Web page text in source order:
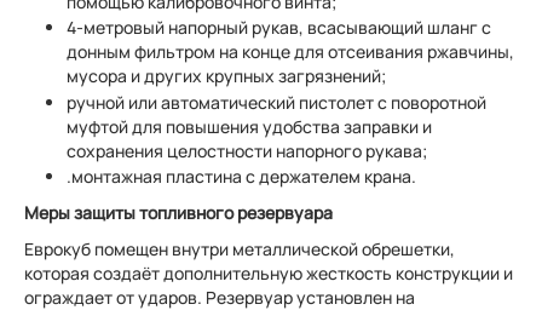
4-метровый напорный рукав, всасывающий шланг с
донным фильтром на конце для отсеивания ржавчины,
мусора и других крупных загрязнений;
ручной или автоматический пистолет с поворотной
муфтой для повышения удобства заправки и
сохранения целостности напорного рукава;
.монтажная пластина с держателем крана.
Меры защиты топливного резервуара
Еврокуб помещен внутри металлической обрешетки,
которая создаёт дополнительную жесткость конструкции и
ограждает от ударов. Резервуар установлен на